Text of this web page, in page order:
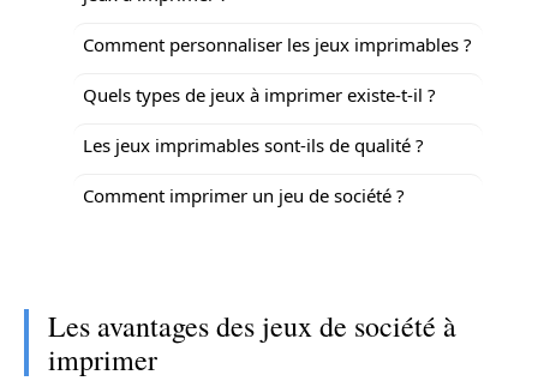
Comment personnaliser les jeux imprimables ?
Quels types de jeux à imprimer existe-t-il ?
Les jeux imprimables sont-ils de qualité ?
Comment imprimer un jeu de société ?
Les avantages des jeux de société à
imprimer